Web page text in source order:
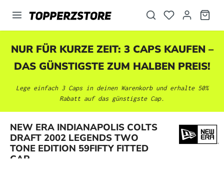
springen
NUR FÜR KURZE ZEIT: 3 CAPS KAUFEN –
DAS GÜNSTIGSTE ZUM HALBEN PREIS!
Lege einfach 3 Caps in deinen Warenkorb und erhalte 50%
Rabatt auf das günstigste Cap.
NEW ERA INDIANAPOLIS COLTS
DRAFT 2002 LEGENDS TWO
TONE EDITION 59FIFTY FITTED
CAP
Bildergalerie überspringen